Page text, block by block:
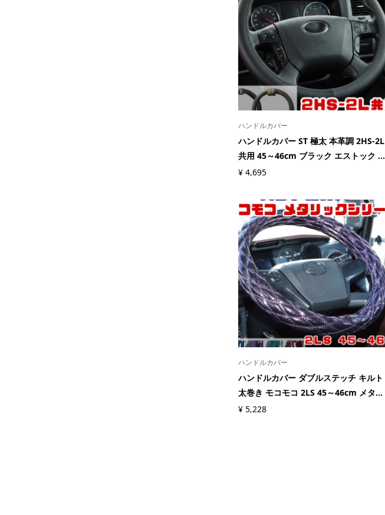
ハンドルカバー
ハンドルカバー ST 極太 本革調 2HS-2L
共用 45～46cm ブラック エストック ...
¥ 4,695
ハンドルカバー
ハンドルカバー ダブルステッチ キルト
太巻き モコモコ 2LS 45～46cm メタ...
¥ 5,228